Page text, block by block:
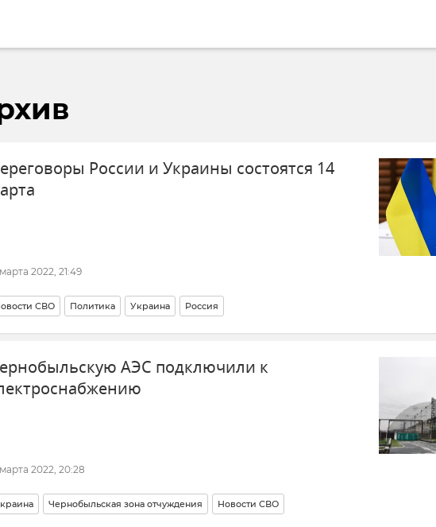
России и Украины состоятся 14
2022, 21:49
СВО Политика Украина Россия
АЭС подключили к
2022, 20:28
Чернобыльская зона отчуждения Новости СВО